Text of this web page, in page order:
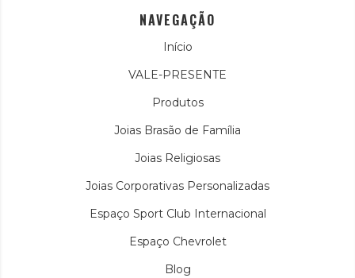
NAVEGAÇÃO
Início
VALE-PRESENTE
Produtos
Joias Brasão de Família
Joias Religiosas
Joias Corporativas Personalizadas
Espaço Sport Club Internacional
Espaço Chevrolet
Blog